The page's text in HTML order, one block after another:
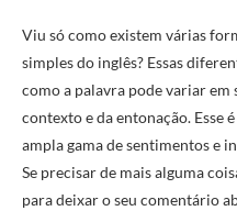
Viu só como existem várias
simples do inglês? Essas
como a palavra pode variar
contexto e da entonação. Esse
ampla gama de sentimentos e
Se precisar de mais alguma
para deixar o seu comentário